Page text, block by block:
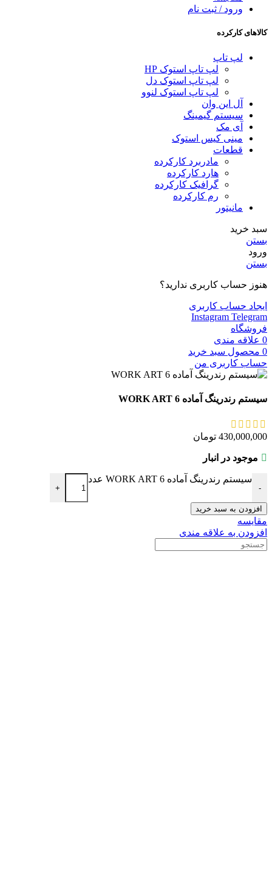
ورود / ثبت نام
کالاهای کارکرده
لپ تاپ
لپ تاپ استوک HP
لپ تاپ استوک دل
لپ تاپ استوک لنوو
آل این وان
سیستم گیمینگ
آی مک
مینی کیس استوک
قطعات
مادربرد کارکرده
هارد کارکرده
گرافیک کارکرده
رم کارکرده
مانیتور
سبد خرید
بستن
ورود
بستن
هنوز حساب کاربری ندارید؟
ایجاد حساب کاربری
Instagram Telegram
فروشگاه
0 علاقه مندی
0 محصول سبد خرید
حساب کاربری من
سیستم رندرینگ آماده WORK ART 6
430,000,000 تومان
موجود در انبار
-
سیستم رندرینگ آماده WORK ART 6 عدد
+
افزودن به سبد خرید
مقایسه
افزودن به علاقه مندی